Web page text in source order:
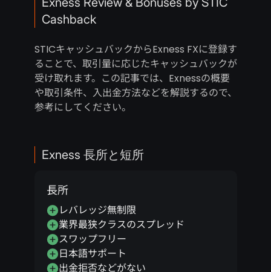
Cashback
STICキャッシュバックからExness FXに登録す
ることで、取引量に応じたキャッシュバックが
受け取れます。この記事では、Exnessの概要
や取引条件、入出金方法などを解説するので、
参考にしてください。
Exness 長所と短所
長所
レバレッジ無制限
業界最狭クラスのスプレッド
スワップフリー
日本語サポート
出金拒否などがない